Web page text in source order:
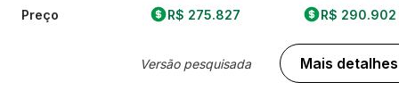
Preço R$ 275.827
Versão pesquisada
R$ 290.902
Mais detalhes